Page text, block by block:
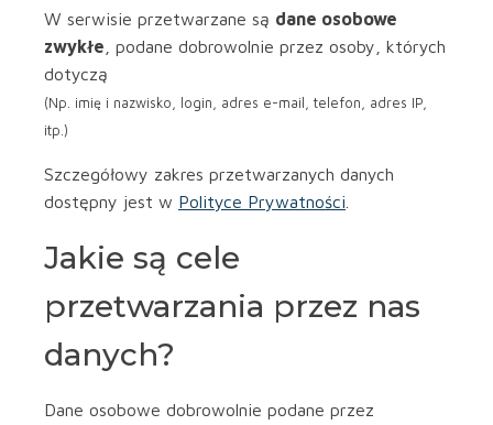
W serwisie przetwarzane są dane osobowe
zwykłe , podane dobrowolnie przez osoby, których
dotyczą
(Np. imię i nazwisko, login, adres e-mail, telefon, adres IP,
itp.)
Szczegółowy zakres przetwarzanych danych
dostępny jest w Polityce Prywatności
Jakie są cele
przetwarzania przez nas
danych?
Dane osobowe dobrowolnie podane przez